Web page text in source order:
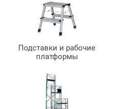
Подставки и рабочие
платформы